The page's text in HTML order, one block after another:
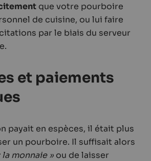
que votre pourboire
de cuisine, ou lui faire
par le biais du serveur
et paiements
payait en espèces, il était plus
un pourboire. Il suffisait alors
la monnaie » ou de laisser